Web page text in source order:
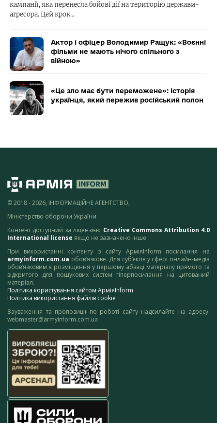
кампанії, яка перенесла бойові дії на територію держави-
агресора. Цей крок…
Актор і офіцер Володимир Ращук: «Воєнні
фільми не мають нічого спільного з
війною»
«Це зло має бути переможене»: історія
українця, який пережив російський полон
© 2018 - 2026, ІНФОРМАЦІЙНЕ АГЕНТСТВО,
Міністерство оборони України
Контент доступний за ліцензією Creative Commons Attribution 4.0
International license якщо не зазначено інше.
При використанні контенту з сайту АрміяInform посилання на
armyinform.com.ua обов’язкове. Для суб’єктів у сфері онлайн-медіа
обов’язковим є розміщення у першому абзаці матеріалу прямого та
відкритого для пошукових систем гіперпосилання на цитований
матеріал.
Політика користування сайтом АрміяInform
Політика використання файлів cookie
Зауваження та пропозиції по роботі сайту надсилайте на адресу:
webmaster@armyinform.com.ua